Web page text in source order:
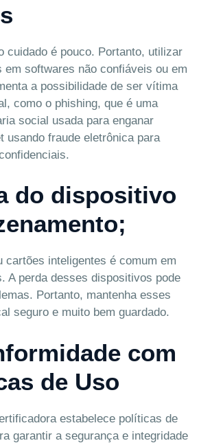
cuidado é pouco. Portanto, utilizar
softwares não confiáveis ou em
a possibilidade de ser vítima
como o phishing, que é uma
social usada para enganar
usando fraude eletrônica para
do dispositivo
cartões inteligentes é comum em
A perda desses dispositivos pode
Portanto, mantenha esses
seguro e muito bem guardado.
com
de Uso
estabelece políticas de
garantir a segurança e integridade